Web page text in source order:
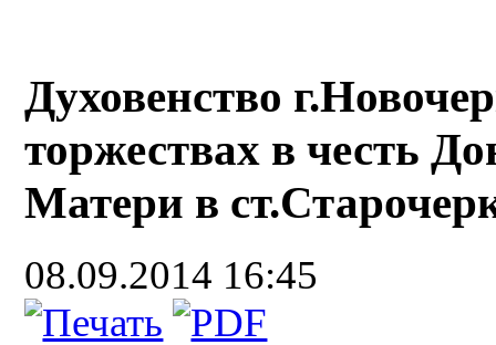
Духовенство
торжествах в честь
Матери в
08.09.2014 16:45